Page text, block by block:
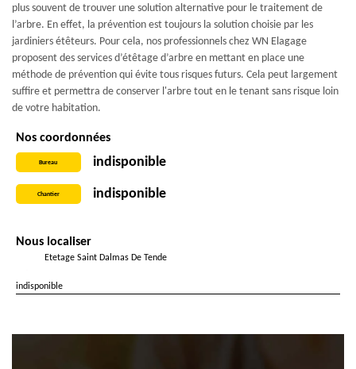
plus souvent de trouver une solution alternative pour le traitement de
l’arbre. En effet, la prévention est toujours la solution choisie par les
jardiniers étêteurs. Pour cela, nos professionnels chez WN Elagage
proposent des services d’étêtage d’arbre en mettant en place une
méthode de prévention qui évite tous risques futurs. Cela peut largement
suffire et permettra de conserver l'arbre tout en le tenant sans risque loin
de votre habitation.
Nos coordonnées
Bureau indisponible
Chantier indisponible
Nous localiser
Etetage Saint Dalmas De Tende
indisponible